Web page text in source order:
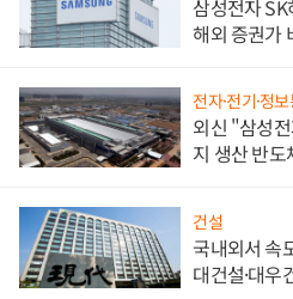
삼성전자
해외 증권가
전자·전기·정
외신 "삼성
지 생산 반도
건설
국내외서 속
대건설·대우